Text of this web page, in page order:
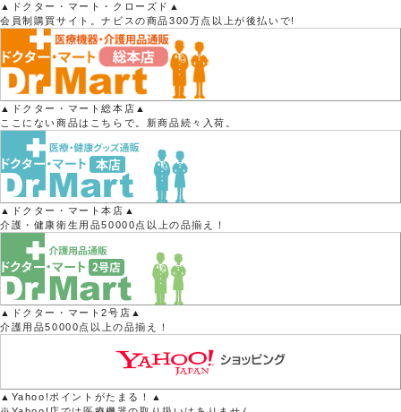
▲ドクター・マート・クローズド▲
会員制購買サイト。ナビスの商品300万点以上が後払いで!
▲ドクター・マート総本店▲
ここにない商品はこちらで。新商品続々入荷。
▲ドクター・マート本店▲
介護・健康衛生用品50000点以上の品揃え！
▲ドクター・マート2号店▲
介護用品50000点以上の品揃え！
▲Yahoo!ポイントがたまる！▲